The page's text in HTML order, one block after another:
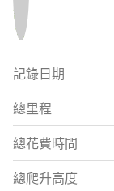
記錄日期
總里程
總花費時間
總爬升高度